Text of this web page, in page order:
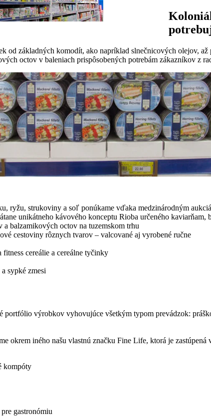
od základných komodít, ako napríklad slnečnicových olejov,
octov v baleniach prispôsobených potrebám zákazníkov z
ryžu, strukoviny a soľ ponúkame vďaka medzinárodným
unikátneho kávového konceptu Rioba určeného kaviarňam,
balzamikových octov na tuzemskom trhu
cestoviny rôznych tvarov – valcované aj vyrobené ručne
cereálie a cereálne tyčinky
sypké zmesi
portfólio výrobkov vyhovujúce všetkým typom prevádzok:
okrem iného našu vlastnú značku Fine Life, ktorá je zastúpená
kompóty
gastronómiu